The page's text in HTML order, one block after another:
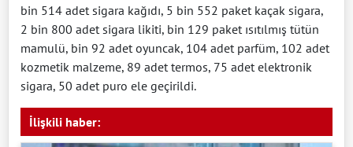
bin 514 adet sigara kağıdı, 5 bin 552 paket kaçak sigara,
2 bin 800 adet sigara likiti, bin 129 paket ısıtılmış tütün
mamulü, bin 92 adet oyuncak, 104 adet parfüm, 102 adet
kozmetik malzeme, 89 adet termos, 75 adet elektronik
sigara, 50 adet puro ele geçirildi.
İlişkili haber: